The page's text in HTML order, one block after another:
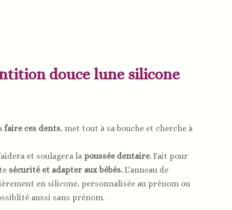
douce lune silicone
faire ces dents, met tout à sa bouche et cherche à
et soulagera la poussée dentaire. Fait pour
sécurité et adapter aux bébés. L‘anneau de
èrement en silicone, personnalisée au prénom ou
aussi sans prénom.